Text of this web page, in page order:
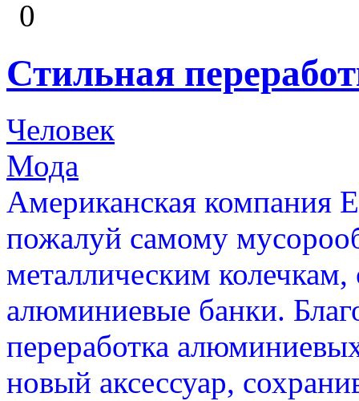
0
Стильная
Человек
Мода
Американская компания
пожалуй самому
металлическим
алюминиевые банки.
переработка
новый аксессуар,